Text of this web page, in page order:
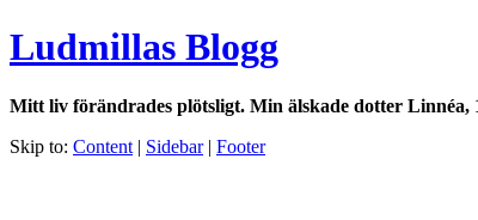
Ludmillas Blogg
Mitt liv förändrades plötsligt. Min älskade dotter Linnéa,
Skip to: Content | Sidebar| Footer